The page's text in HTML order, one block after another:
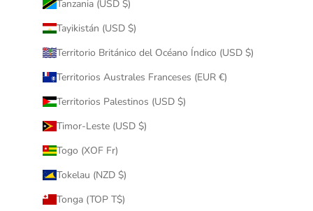
Tanzania (USD $)
Tayikistán (USD $)
Territorio Británico del Océano Índico (USD $)
Territorios Australes Franceses (EUR €)
Territorios Palestinos (USD $)
Timor-Leste (USD $)
Togo (XOF Fr)
Tokelau (NZD $)
Tonga (TOP T$)